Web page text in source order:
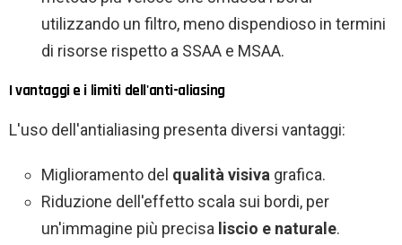
utilizzando un filtro, meno dispendioso in termini
di risorse rispetto a SSAA e MSAA.
I vantaggi e i limiti dell'anti-aliasing
L'uso dell'antialiasing presenta diversi vantaggi:
Miglioramento del qualità visiva grafica.
Riduzione dell'effetto scala sui bordi, per
un'immagine più precisa liscio e naturale.